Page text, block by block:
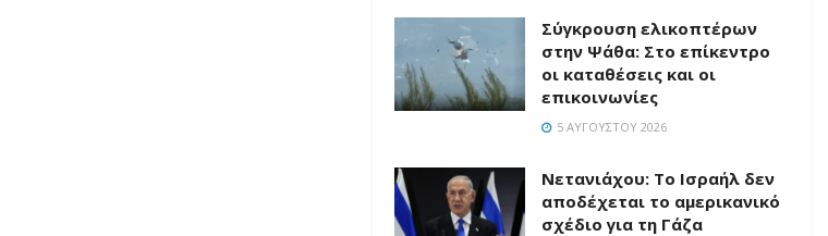
Σύγκρουση ελικοπτέρων
στην Ψάθα: Στο επίκεντρο
οι καταθέσεις και οι
επικοινωνίες
5 ΑΥΓΟΎΣΤΟΥ 2026
Νετανιάχου: Το Ισραήλ δεν
αποδέχεται το αμερικανικό
σχέδιο για τη Γάζα